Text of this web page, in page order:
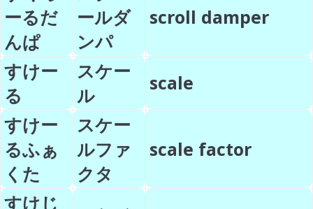
ーるだ
んぱ
ールダ
ンパ
scroll damper
すけー
る
スケー
ル
scale
すけー
るふぁ
くた
スケー
ルファ
クタ
scale factor
すけじ